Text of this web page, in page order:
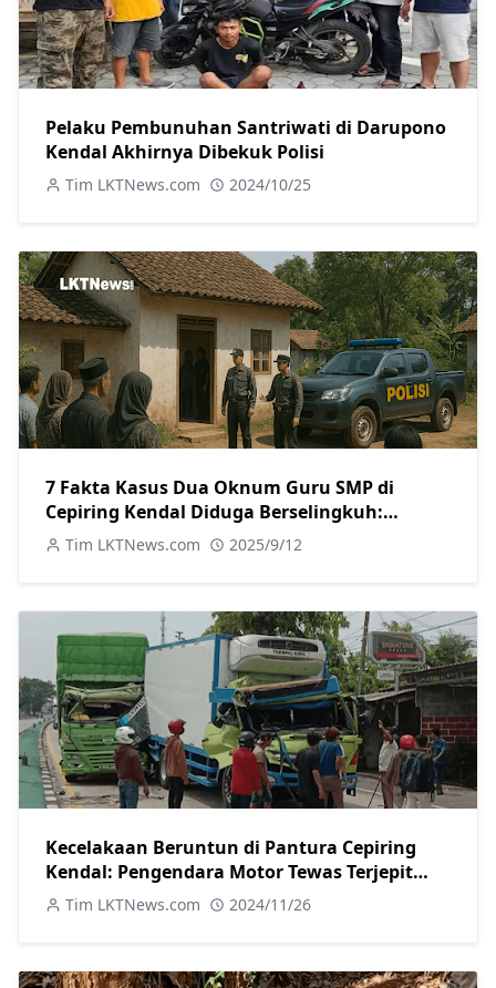
Pelaku Pembunuhan Santriwati di Darupono
Kendal Akhirnya Dibekuk Polisi
Tim LKTNews.com 2024/10/25
7 Fakta Kasus Dua Oknum Guru SMP di
Cepiring Kendal Diduga Berselingkuh:
Kronologi, Pengakuan, hingga Sanksi
Tim LKTNews.com 2025/9/12
Kecelakaan Beruntun di Pantura Cepiring
Kendal: Pengendara Motor Tewas Terjepit
TrukTim LKTNews.com 2024/11/26